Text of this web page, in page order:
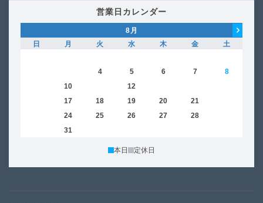
営業日カレンダー
8 月
日
月 火 水 木 金
土
4 5 6 7
8
10 12
17 18 19 20 21
24 25 26 27 28
31
本日 定休日